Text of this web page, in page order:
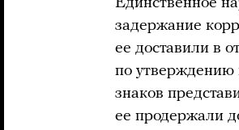
Единственное
задержание
ее доставили в
по утверждению
знаков
ее продержали